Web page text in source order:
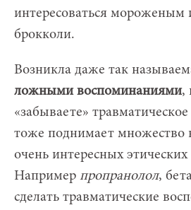
интересоваться мороженым
брокколи.
Возникла даже так
ложными воспоминаниями,
«забываете»
тоже поднимает множество
очень интересных этических
Например пропранолол,
сделать травматические